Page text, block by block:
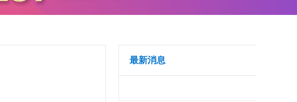
最新消息